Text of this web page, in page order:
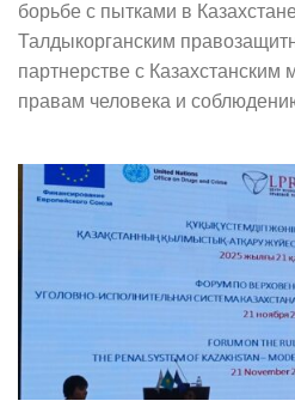
борьбе с пытками в
Талдыкорганским
партнерстве с
правам человека и